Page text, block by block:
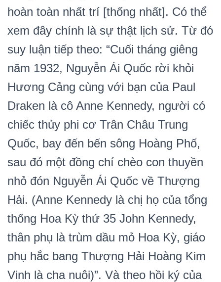
hoàn toàn nhất trí [thống nhất]. Có thể
xem đây chính là sự thật lịch sử. Từ đó
suy luận tiếp theo: “Cuối tháng giêng
năm 1932, Nguyễn Ái Quốc rời khỏi
Hương Cảng cùng với bạn của Paul
Draken là cô Anne Kennedy, người có
chiếc thủy phi cơ Trân Châu Trung
Quốc, bay đến bến sông Hoàng Phố,
sau đó một đồng chí chèo con thuyền
nhỏ đón Nguyễn Ái Quốc về Thượng
Hải. (Anne Kennedy là chị họ của tổng
thống Hoa Kỳ thứ 35 John Kennedy,
thân phụ là trùm dầu mỏ Hoa Kỳ, giáo
phụ hắc bang Thượng Hải Hoàng Kim
Vinh là cha nuôi)”. Và theo hồi ký của